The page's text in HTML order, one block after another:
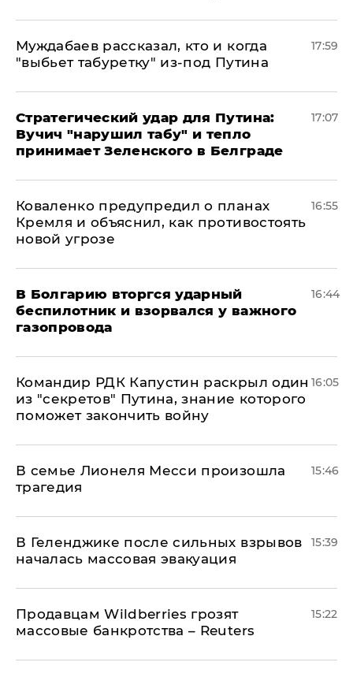
Муждабаев рассказал, кто и когда
"выбьет табуретку" из-под Путина
17:59
Стратегический удар для Путина:
Вучич "нарушил табу" и тепло
принимает Зеленского в Белграде
17:07
Коваленко предупредил о планах
Кремля и объяснил, как противостоять
новой угрозе
16:55
В Болгарию вторгся ударный
беспилотник и взорвался у важного
газопровода
16:44
Командир РДК Капустин раскрыл один
из "секретов" Путина, знание которого
поможет закончить войну
16:05
В семье Лионеля Месси произошла
трагедия
15:46
В Геленджике после сильных взрывов
началась массовая эвакуация
15:39
Продавцам Wildberries грозят
массовые банкротства – Reuters
15:22